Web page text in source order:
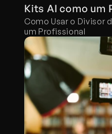
Kits AI como um
Como Usar o Divisor
um Profissional